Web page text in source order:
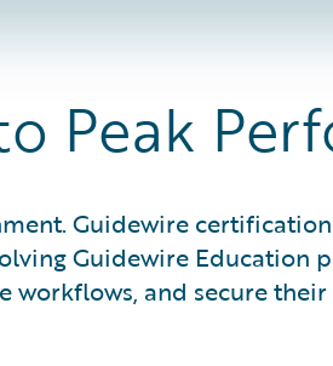
Peak
Guidewire
Guidewire Education
and secure their